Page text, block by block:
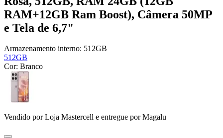
RAM+12GB Ram Boost), Câmera 50MP
e Tela de 6,7"
Armazenamento interno: 512GB
512GB
Cor: Branco
Vendido porLoja Mastercell e entregue por Magalu